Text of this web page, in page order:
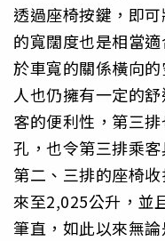
透過座椅按鍵，即
的寬闊度也是相當
於車寬的關係橫向
人也仍擁有一定的
客的便利性，第三
孔，也令第三排乘
第二、三排的座椅
來至2,025公升，並
筆直，如此以來無